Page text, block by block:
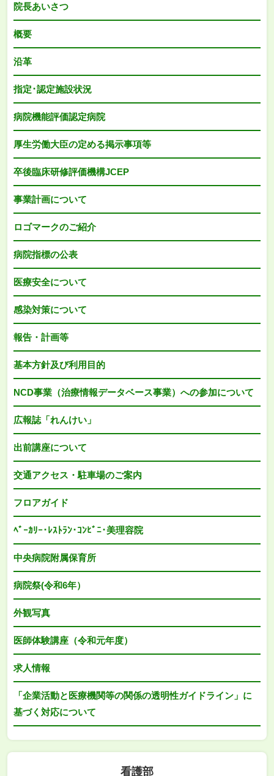
院長あいさつ
概要
沿革
指定･認定施設状況
病院機能評価認定病院
厚生労働大臣の定める掲示事項等
卒後臨床研修評価機構JCEP
事業計画について
ロゴマークのご紹介
病院指標の公表
医療安全について
感染対策について
報告・計画等
基本方針及び利用目的
NCD事業（治療情報データベース事業）への参加について
広報誌「れんけい」
出前講座について
交通アクセス・駐車場のご案内
フロアガイド
ﾍﾞｰｶﾘｰ･ﾚｽﾄﾗﾝ･ｺﾝﾋﾞﾆ･美理容院
中央病院附属保育所
病院祭(令和6年）
外観写真
医師体験講座（令和元年度）
求人情報
「企業活動と医療機関等の関係の透明性ガイドライン」に
基づく対応について
看護部